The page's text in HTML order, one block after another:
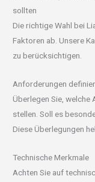
sollten
Die richtige Wahl bei
Faktoren ab. Unsere
zu berücksichtigen.
Anforderungen
Überlegen Sie, welche
stellen. Soll es
Diese Überlegungen
Technische Merkmale
Achten Sie auf